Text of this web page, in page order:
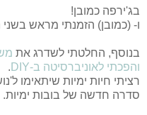
בג'ירפה כמובן!
ו- (כמובן) הזמנתי מראש בשני
בנוסף, החלטתי לשדרג את
והפכתי לאוניברסיטה ב-DIY
.
רציתי חיות ימיות שיתאימו
סדרה חדשה של בובות ימיות.